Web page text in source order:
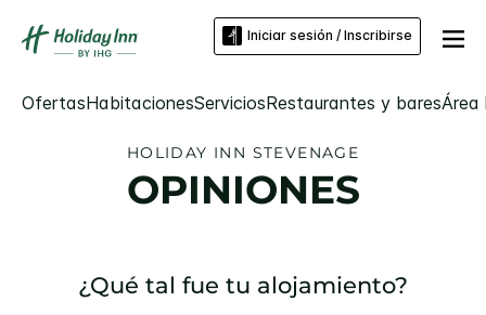
Iniciar sesión / Inscribirse
OfertasHabitacionesServiciosRestaurantes y baresÁrea
HOLIDAY INN STEVENAGE
OPINIONES
¿Qué tal fue tu alojamiento?